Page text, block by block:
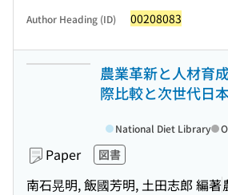
Author Heading (ID) 00208083
農業革新と人材育
際比較と次世代日
Paper 図書
南石晃明, 飯國芳明, 土田志郎 編著
National Diet Library